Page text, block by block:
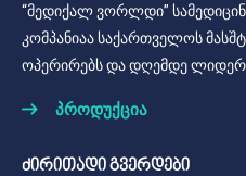
“მედიქალ ვორლდი”
კომპანიაა საქართველოს
ოპერირებს და დღემდე
პროდუქცია
ძირითადი გვერდები